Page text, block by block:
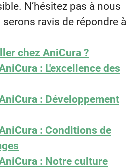
N’hésitez pas à nous
ravis de répondre à
chez AniCura ?
: L'excellence des
: Développement
: Conditions de
: Notre culture